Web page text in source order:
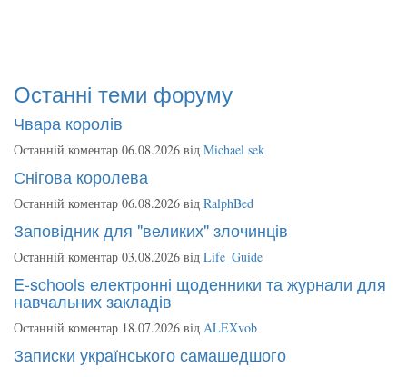
Останні теми форуму
Чвара королів
Останній коментар 06.08.2026 від Michael sek
Снігова королева
Останній коментар 06.08.2026 від RalphBed
Заповідник для "великих" злочинців
Останній коментар 03.08.2026 від Life_Guide
E-schools електронні щоденники та журнали для
навчальних закладів
Останній коментар 18.07.2026 від ALEXvob
Записки українського самашедшого